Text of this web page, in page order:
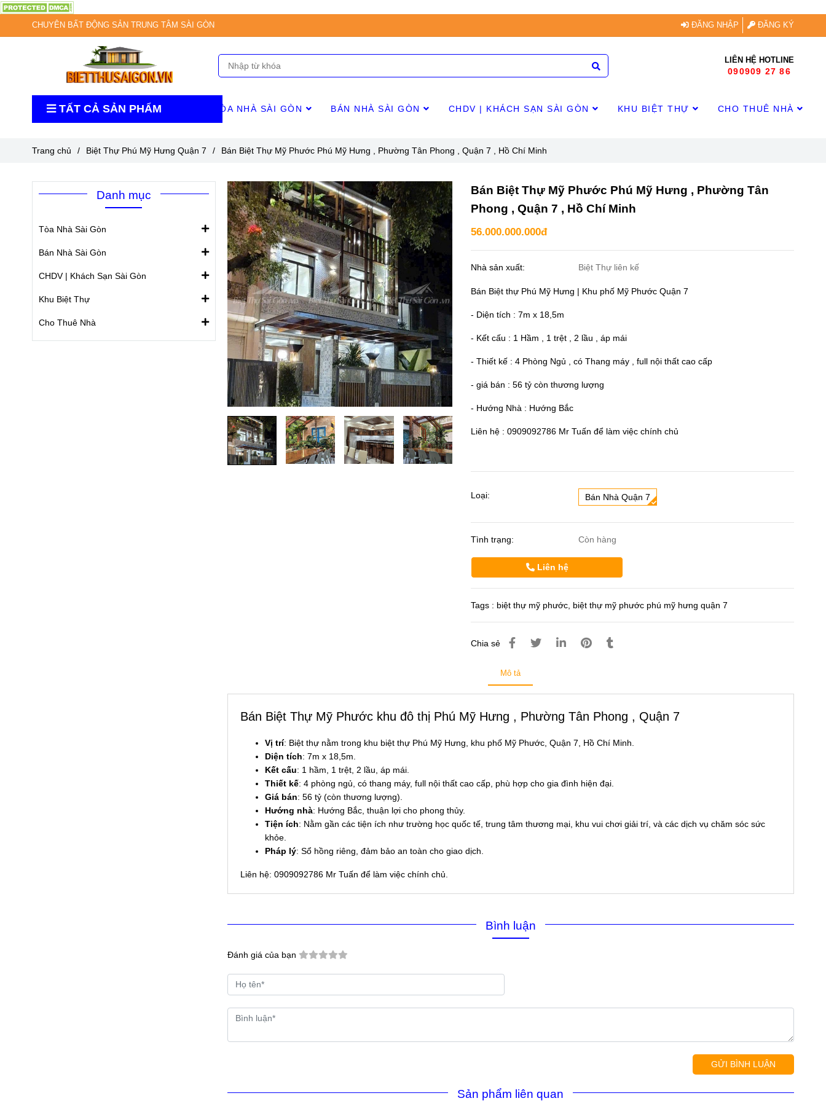
CHUYÊN BẤT ĐỘNG SẢN TRUNG TÂM SÀI GÒN ĐĂNG NHẬP ĐĂNG KÝ
LIÊN HỆ HOTLINE
090909 27 86
TẤT CẢ SẢN PHẨM TÒA NHÀ SÀI GÒN BÁN NHÀ SÀI GÒN CHDV | KHÁCH SẠN SÀI GÒN KHU BIỆT THỰ CHO THUÊ NHÀ
Trang chủ / Biệt Thự Phú Mỹ Hưng Quận 7 / Bán Biệt Thự Mỹ Phước Phú Mỹ Hưng , Phường Tân Phong , Quận 7 , Hồ Chí Minh
Bán Biệt Thự Mỹ Phước Phú Mỹ Hưng , Phường Tân
Phong , Quận 7 , Hồ Chí Minh
56.000.000.000đ
Nhà sản xuất: Biệt Thự liên kế
Bán Biệt thự Phú Mỹ Hưng | Khu phố Mỹ Phước Quận 7
- Diện tích : 7m x 18,5m
- Kết cấu : 1 Hầm , 1 trệt , 2 lầu , áp mái
- Thiết kế : 4 Phòng Ngủ , có Thang máy , full nội thất cao cấp
- giá bán : 56 tỷ còn thương lượng
- Hướng Nhà : Hướng Bắc
Liên hệ : 0909092786 Mr Tuấn để làm việc chính chủ
Loại: Bán Nhà Quận 7
Tình trạng: Còn hàng
Liên hệ
Tags : biệt thự mỹ phước biệt thự mỹ phước phú mỹ hưng quận 7
Chia sẻ
Mô tả
Bán Biệt Thự Mỹ Phước khu đô thị Phú Mỹ Hưng , Phường Tân Phong , Quận 7
Vị trí: Biệt thự nằm trong khu biệt thự Phú Mỹ Hưng, khu phố Mỹ Phước, Quận 7, Hồ Chí Minh.
Diện tích: 7m x 18,5m.
Kết cấu: 1 hầm, 1 trệt, 2 lầu, áp mái.
Thiết kế: 4 phòng ngủ, có thang máy, full nội thất cao cấp, phù hợp cho gia đình hiện đại.
Giá bán: 56 tỷ (còn thương lượng).
Hướng nhà: Hướng Bắc, thuận lợi cho phong thủy.
Tiện ích: Nằm gần các tiện ích như trường học quốc tế, trung tâm thương mại, khu vui chơi giải trí, và các dịch vụ chăm sóc sức
khỏe.
Pháp lý: Sổ hồng riêng, đảm bảo an toàn cho giao dịch.
Liên hệ: 0909092786 Mr Tuấn để làm việc chính chủ.
Bình luận
Đánh giá của bạn
GỬI BÌNH LUẬN
Sản phẩm liên quan
Danh mục
Tòa Nhà Sài Gòn
Bán Nhà Sài Gòn
CHDV | Khách Sạn Sài Gòn
Khu Biệt Thự
Cho Thuê Nhà